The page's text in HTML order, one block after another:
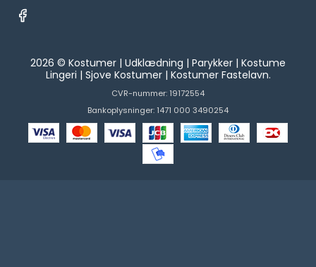
2026 © Kostumer | Udklædning | Parykker | Kostume
Lingeri | Sjove Kostumer | Kostumer Fastelavn.
CVR-nummer: 19172554
Bankoplysninger: 1471 000 3490254